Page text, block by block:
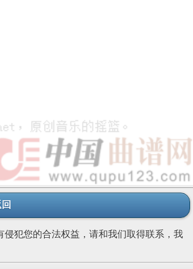
犯您的合法权益，请和我们取得联系，我